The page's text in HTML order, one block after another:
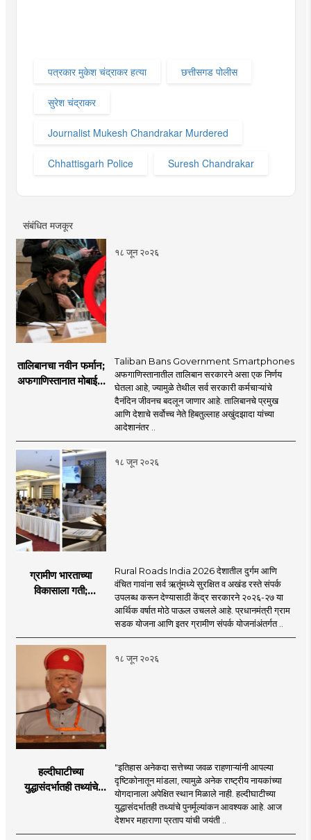
पत्रकार मुकेश चंद्राकर हत्या छत्तीसगड पोलीस
सुरेश चंद्राकर
Journalist Mukesh Chandrakar Murdered
Chhattisgarh Police Suresh Chandrakar
संबंधित मजकूर
१८ जून २०२६
तालिबानचा नवीन फर्मान;
अफगाणिस्तानात मोबाईल
Taliban Bans Government Smartphones
अफगाणिस्तानातील तालिबान सरकारने असा एक निर्णय
घेतला आहे, ज्यामुळे तेथील सर्व सरकारी कर्मचाऱ्यांचे
दैनंदिन जीवनच बदलून जाणार आहे. तालिबानचे प्रमुख
आणि देशाचे सर्वोच्च नेते हिबतुल्लाह अखुंदझादा यांच्या
आदेशानंतर ..
१८ जून २०२६
ग्रामीण भारताच्या
विकासाला गती;
लक्ष्य!
Rural Roads India 2026 देशातील दुर्गम आणि
वंचित गावांना सर्व ऋतूंमध्ये सुरक्षित व अखंड रस्ते संपर्क
उपलब्ध करून देण्यासाठी केंद्र सरकारने २०२६-२७ या
आर्थिक वर्षात मोठे पाऊल उचलले आहे. प्रधानमंत्री ग्राम
सडक योजना आणि इतर ग्रामीण संपर्क योजनांअंतर्गत ..
१८ जून २०२६
हल्दीघाटीच्या
युद्धासंदर्भातही तथ्यांचे
मोहनजी भागवत
"इतिहास अनेकदा सत्तेच्या जवळ राहणाऱ्यांनी आपल्या
दृष्टिकोनातून मांडला, त्यामुळे अनेक राष्ट्रीय नायकांच्या
योगदानाला अपेक्षित स्थान मिळाले नाही. हल्दीघाटीच्या
युद्धासंदर्भातही तथ्यांचे पुनर्मूल्यांकन आवश्यक आहे. आज
देशभर महाराणा प्रताप यांची जयंती ..